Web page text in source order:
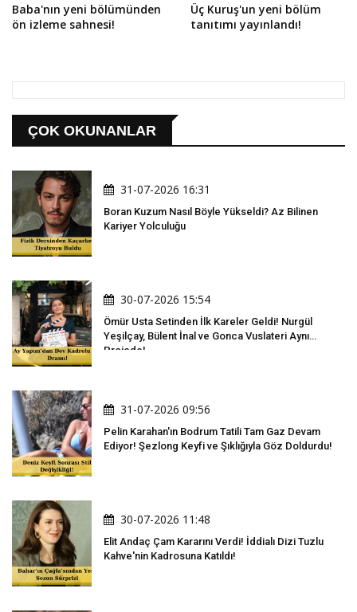
Baba'nın yeni bölümünden
ön izleme sahnesi!
Üç Kuruş'un yeni bölüm
tanıtımı yayınlandı!
ÇOK OKUNANLAR
31-07-2026 16:31
Boran Kuzum Nasıl Böyle Yükseldi? Az Bilinen
Kariyer Yolculuğu
30-07-2026 15:54
Ömür Usta Setinden İlk Kareler Geldi! Nurgül
Yeşilçay, Bülent İnal ve Gonca Vuslateri Aynı
Projede!
31-07-2026 09:56
Pelin Karahan'ın Bodrum Tatili Tam Gaz Devam
Ediyor! Şezlong Keyfi ve Şıklığıyla Göz Doldurdu!
30-07-2026 11:48
Elit Andaç Çam Kararını Verdi! İddialı Dizi Tuzlu
Kahve'nin Kadrosuna Katıldı!